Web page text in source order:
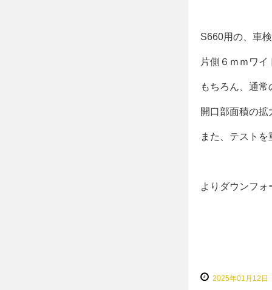
S660用の、車
片側６ｍｍワ
もちろん、通
開口部面積の
また、テスト
よりダウンフ
2025年01月12日